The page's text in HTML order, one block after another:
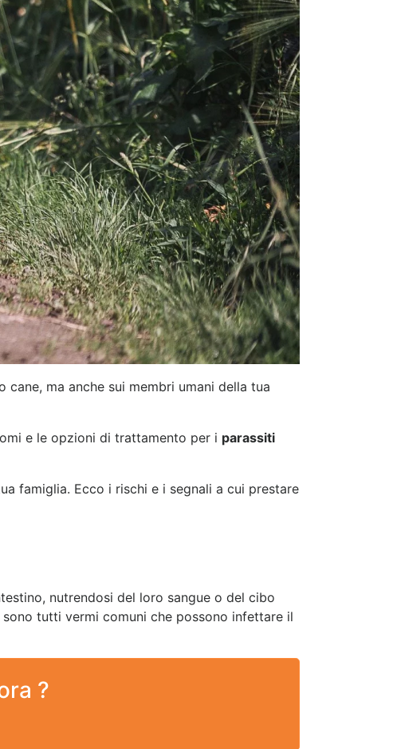
ma anche sui membri umani della tua
e le opzioni di trattamento per i parassiti
famiglia. Ecco i rischi e i segnali a cui prestare
nutrendosi del loro sangue o del cibo
tutti vermi comuni che possono infettare il
?